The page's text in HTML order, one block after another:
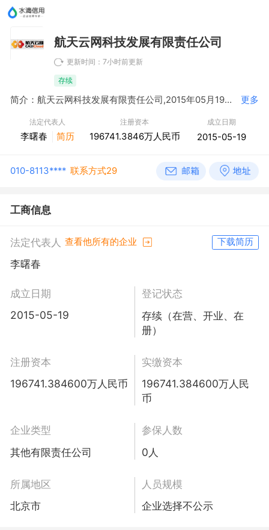
航天云网科技发展有限责任公司
更新时间：7小时前更新
存续
简介：航天云网科技发展有限责任公司,2015年05月19日成立，经营范围包括许可项目：在线数据处理与交易处理业务（经营类电子商务）；互联网信息服务；网络文化经营；第一类增值电信业务；第二类增值电信业务。（依法须经批准的项目，经相关部门批准后方可开展经营活动，具体经营项目以相关部门批准文件或许可证件为准）一般项目：软件开发；技术服务、技术开发、技术咨询、技术交流、技术转让、技术推广；计算机系统服务；信息系统集成服务；数据处理服务；软件外包服务；人工智能应用软件开发；人工智能基础软件开发；信息系统运行维护服务；工业互联网数据服务；计算机软硬件及辅助设备批发；工业控制计算机及系统销售；金属链条及其他金属制品销售；机械设备销售；电子产品销售；电子元器件零售；仪器仪表销售；文具用品批发；办公用品销售；化工产品销售（不含许可类化工产品）；货物进出口；技术进出口；进出口代理；社会经济咨询服务；企业管理咨询；非居住房地产租赁；物业管理。（除依法须经批准的项目外，凭营业执照依法自主开展经营活动）（不得从事国家和本市产业政策禁止和限制类项目的经营活动。） 更多
法定代表人
李曙春 简历
注册资本
196741.3846万人民币
成立日期
2015-05-19
010-8113**** 联系方式29
工商信息
法定代表人 查看他所有的企业 下载简历
李曙春
成立日期
2015-05-19
登记状态
存续（在营、开业、在
册）
注册资本
196741.384600万人民币
实缴资本
196741.384600万人民
币
企业类型
其他有限责任公司
参保人数
0人
所属地区
北京市
人员规模
企业选择不公示